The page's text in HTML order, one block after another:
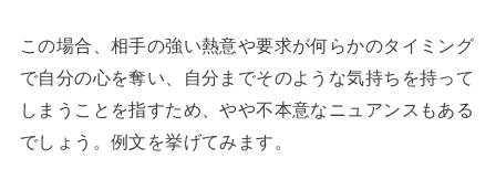
この場合、相手の強い熱意や要求が何らかのタイミング
で自分の心を奪い、自分までそのような気持ちを持って
しまうことを指すため、やや不本意なニュアンスもある
でしょう。例文を挙げてみます。